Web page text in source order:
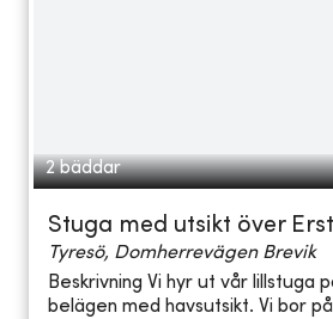
2 bäddar
Stuga med utsikt över
Tyresö, Domherrevägen Brevik
Beskrivning Vi hyr ut vår lillstuga
belägen med havsutsikt. Vi bor